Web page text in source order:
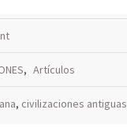
, Artículos
, civilizaciones antiguas